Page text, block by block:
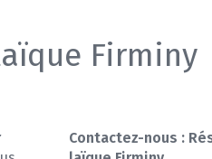
Firminy
Contactez-nous :